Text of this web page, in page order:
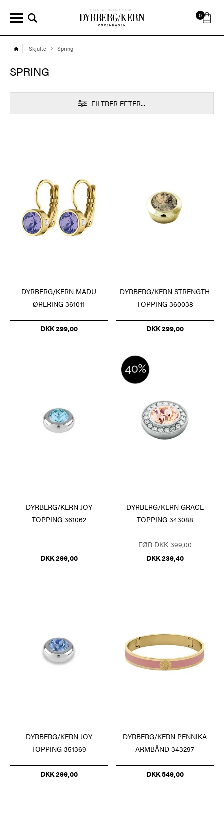
0
Skjulte Spring
SPRING
FILTRER EFTER...
DYRBERG/KERN MADU
ØRERING 361011
DKK 299,00
DYRBERG/KERN STRENGTH
TOPPING 360038
DKK 299,00
DYRBERG/KERN JOY
TOPPING 361062
DKK 299,00
DYRBERG/KERN GRACE
TOPPING 343088
FØR DKK 399,00
DKK 239,40
DYRBERG/KERN JOY
TOPPING 351369
DKK 299,00
DYRBERG/KERN PENNIKA
ARMBÅND 343297
DKK 549,00